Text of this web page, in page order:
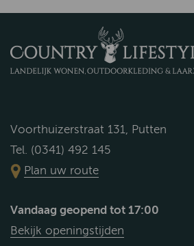
Voorthuizerstraat 131, Putten
Tel. (0341) 492 145
Plan uw route
Vandaag geopend tot 17:00
Bekijk openingstijden